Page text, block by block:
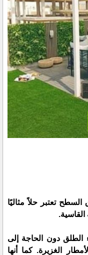
تعتبر حلاً مثاليًا
القاسية.
الطلق دون الحاجة إلى
الغزيرة. كما أنها